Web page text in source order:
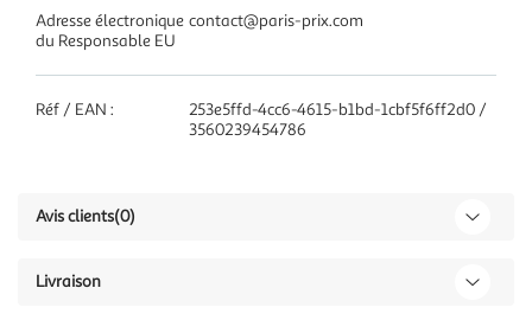
Adresse électronique
du Responsable EU
contact@paris-prix.com
Réf / EAN :
253e5ffd-4cc6-4615-b1bd-1cbf5f6ff2d0 /
3560239454786
Avis clients(0)
Livraison